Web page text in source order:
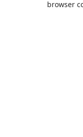
browser